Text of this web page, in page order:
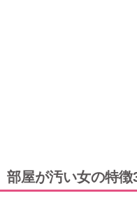
部屋が汚い女の特